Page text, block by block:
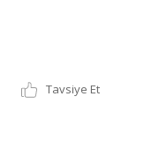
Tavsiye Et